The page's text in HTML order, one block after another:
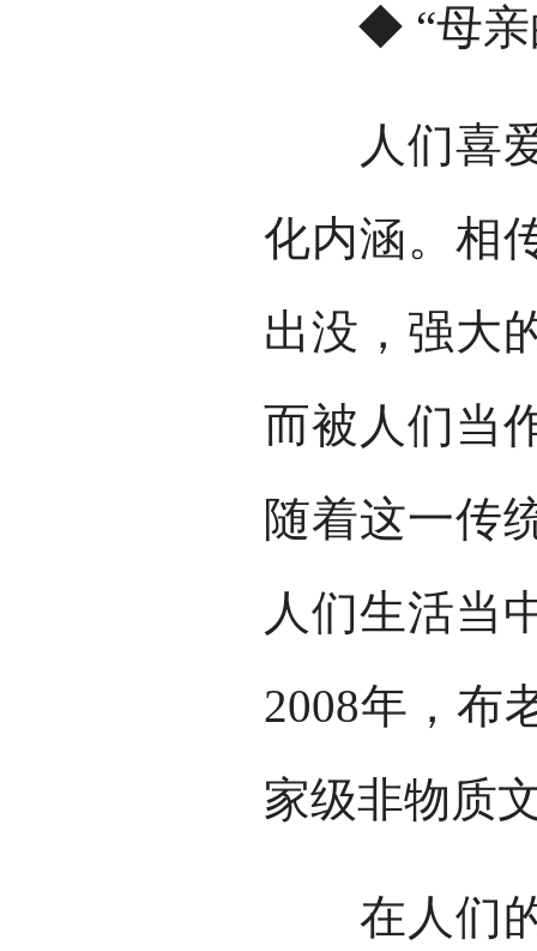
◆ “母亲
人们喜爱
化内涵。相
出没，强大
而被人们当
随着这一传
人们生活当
2008年，布
家级非物质
在人们的